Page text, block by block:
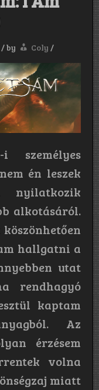
/by Coly /
személyes
én leszek
nyilatkozik
alkotásáról.
hallgatni a
utat
rendhagyó
kaptam
Az
érzésem
volna
miatt